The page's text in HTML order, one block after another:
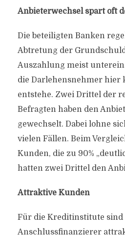
Anbieterwechsel spart oft
Die beteiligten Banken
Abtretung der
Auszahlung meist
die Darlehensnehmer hier
entstehe. Zwei Drittel der
Befragten haben den
gewechselt. Dabei lohne
vielen Fällen. Beim
Kunden, die zu 90%
hatten zwei Drittel den
Attraktive Kunden
Für die Kreditinstitute sind
Anschlussfinanzierer